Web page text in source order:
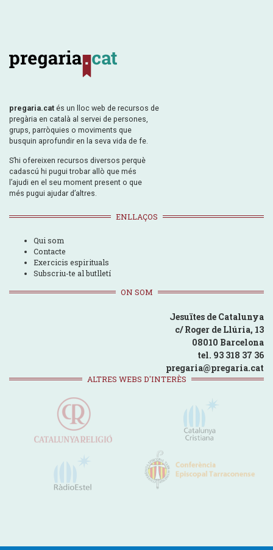
pregaria.cat és un lloc web de recursos de
pregària en català al servei de persones,
grups, parròquies o moviments que
busquin aprofundir en la seva vida de fe.
S’hi ofereixen recursos diversos perquè
cadascú hi pugui trobar allò que més
l’ajudi en el seu moment present o que
més pugui ajudar d’altres.
ENLLAÇOS
Qui som
Contacte
Exercicis espirituals
Subscriu-te al butlletí
ON SOM
Jesuïtes de Catalunya
c/ Roger de Llúria, 13
08010 Barcelona
tel. 93 318 37 36
pregaria@pregaria.cat
ALTRES WEBS D'INTERÈS